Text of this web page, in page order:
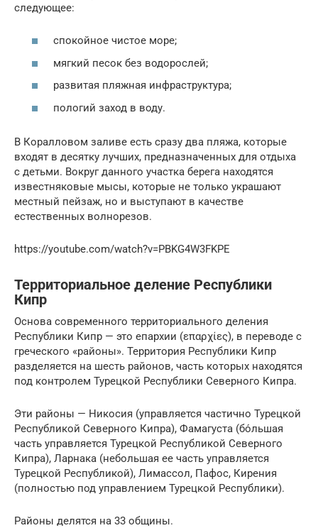
следующее:
спокойное чистое море;
мягкий песок без водорослей;
развитая пляжная инфраструктура;
пологий заход в воду.
В Коралловом заливе есть сразу два пляжа, которые
входят в десятку лучших, предназначенных для отдыха
с детьми. Вокруг данного участка берега находятся
известняковые мысы, которые не только украшают
местный пейзаж, но и выступают в качестве
естественных волнорезов.
https://youtube.com/watch?v=PBKG4W3FKPE
Территориальное деление Республики
Кипр
Основа современного территориального деления
Республики Кипр — это епархии (επαρχίες), в переводе с
греческого «районы». Территория Республики Кипр
разделяется на шесть районов, часть которых находятся
под контролем Турецкой Республики Северного Кипра.
Эти районы — Никосия (управляется частично Турецкой
Республикой Северного Кипра), Фамагуста (бо́льшая
часть управляется Турецкой Республикой Северного
Кипра), Ларнака (небольшая ее часть управляется
Турецкой Республикой), Лимассол, Пафос, Кирения
(полностью под управлением Турецкой Республики).
Районы делятся на 33 общины.